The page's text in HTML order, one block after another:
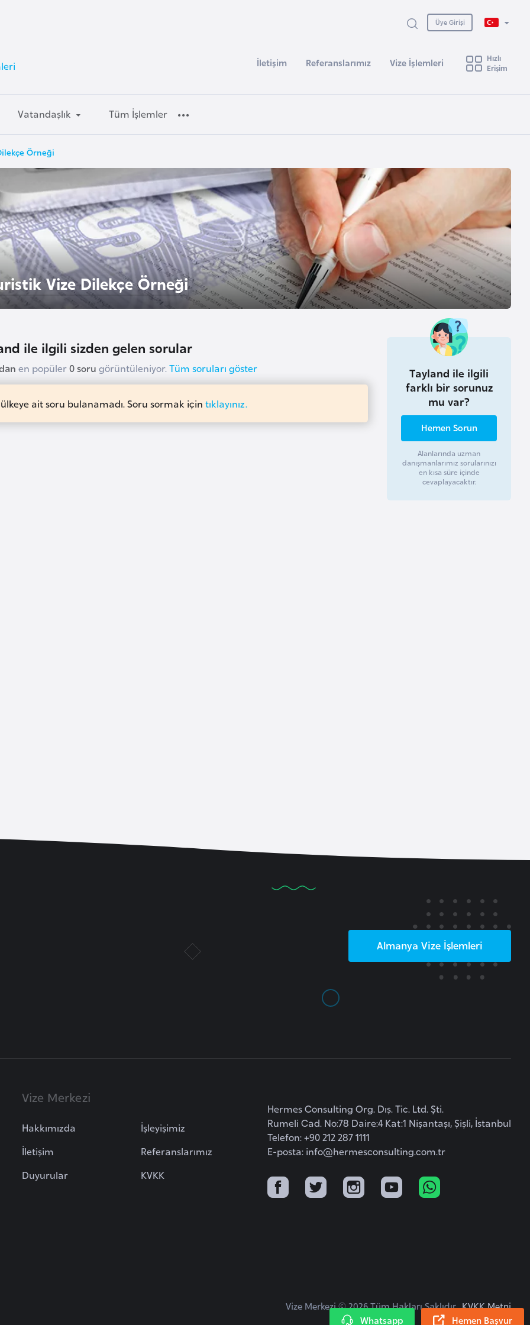
Üye Girişi
İletişim Referanslarımız Vize İşlemleri
Hızlı
Erişim
Vatandaşlık Tüm İşlemler
Örneği
Vize Dilekçe Örneği
ile ilgili sizden gelen sorular
en popüler0 soru görüntüleniyor. Tüm soruları göster
ait soru bulanamadı. Soru sormak için tıklayınız.
Tayland ile ilgili
farklı bir sorunuz
mu var?
Hemen Sorun
Alanlarında uzman
danışmanlarımız sorularınızı
en kısa süre içinde
cevaplayacaktır.
Almanya Vize İşlemleri
Vize Merkezi
Hakkımızda
İletişim
Duyurular
İşleyişimiz
Referanslarımız
KVKK
Hermes Consulting Org. Dış. Tic. Ltd. Şti.
Rumeli Cad. No:78 Daire:4 Kat:1 Nişantaşı, Şişli, İstanbul
Telefon: +90 212 287 1111
E-posta: info@hermesconsulting.com.tr
Vize Merkezi © 2026 Tüm Hakları Saklıdır. KVKK Metni
Hemen Başvur
Whatsapp